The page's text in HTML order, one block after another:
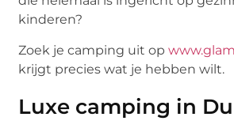
kinderen?
Zoek je camping uit op
krijgt precies wat je hebben wilt.
Luxe camping in